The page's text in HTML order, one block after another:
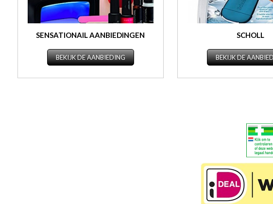
SENSATIONAIL AANBIEDINGEN
BEKIJK DE AANBIEDING
SCHOLL
BEKIJK DE